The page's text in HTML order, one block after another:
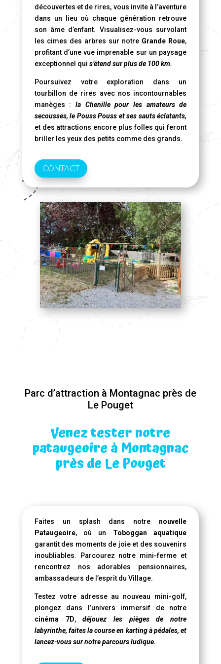
découvertes et de rires, vous invite à l’aventure
dans un lieu où chaque génération retrouve
son âme d’enfant. Visualisez-vous survolant
les cimes des arbres sur notre Grande Roue,
profitant d’une vue imprenable sur un paysage
exceptionnel qui s’étend sur plus de 100 km.
Poursuivez votre exploration dans un
tourbillon de rires avec nos incontournables
manèges :la Chenille pour les amateurs de
secousses, le Pouss Pouss et ses sauts éclatants,
et des attractions encore plus folles qui feront
briller les yeux des petits comme des grands.
CONTACT
Parc d’attraction à Montagnac près de
Le Pouget
Venez tester notre
pataugeoire à Montagnac
près de Le Pouget
Faites un splash dans notre nouvelle
Pataugeoire, où un Toboggan aquatique
garantit des moments de joie et des souvenirs
inoubliables. Parcourez notre mini-ferme et
rencontrez nos adorables pensionnaires,
ambassadeurs de l’esprit du Village.
Testez votre adresse au nouveau mini-golf,
plongez dans l’univers immersif de notre
cinéma 7D,déjouez les pièges de notre
labyrinthe, faites la course en karting à pédales, et
lancez-vous sur notre parcours ludique.